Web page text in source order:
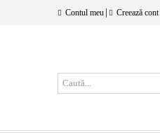
Contul meu Creează cont